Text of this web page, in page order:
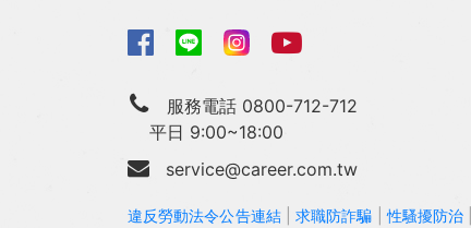
服務電話 0800-712-712
平日 9:00~18:00
service@career.com.tw
違反勞動法令公告連結| 求職防詐騙 |性騷擾防治